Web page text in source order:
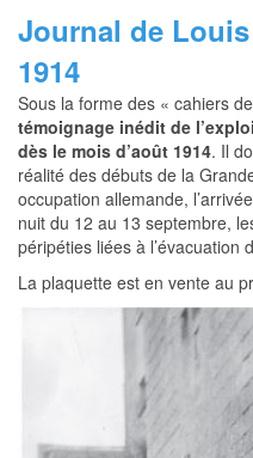
Journal de
1914
Sous la forme des « cahiers
témoignage inédit de
dès le mois d’août 1914. Il
réalité des débuts de la
occupation allemande,
nuit du 12 au 13 septembre,
péripéties liées à l’évacuation
La plaquette est en vente au